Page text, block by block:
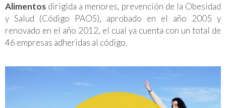
Alimentos dirigida a menores, prevención de la Obesidad
y Salud (Código PAOS), aprobado en el año 2005 y
renovado en el año 2012, el cual ya cuenta con un total de
46 empresas adheridas al código.